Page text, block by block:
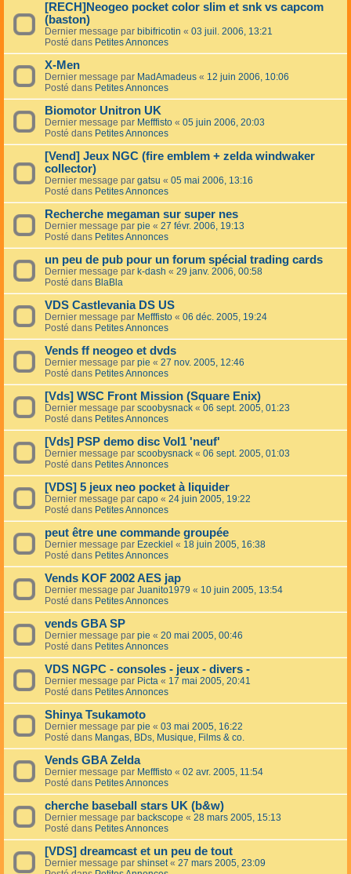
[RECH]Neogeo pocket color slim et snk vs capcom
(baston)
Dernier message par bibifricotin « 03 juil. 2006, 13:21
Posté dans Petites Annonces
X-Men
Dernier message par MadAmadeus « 12 juin 2006, 10:06
Posté dans Petites Annonces
Biomotor Unitron UK
Dernier message par Mefffisto « 05 juin 2006, 20:03
Posté dans Petites Annonces
[Vend] Jeux NGC (fire emblem + zelda windwaker
collector)
Dernier message par gatsu « 05 mai 2006, 13:16
Posté dans Petites Annonces
Recherche megaman sur super nes
Dernier message par pie « 27 févr. 2006, 19:13
Posté dans Petites Annonces
un peu de pub pour un forum spécial trading cards
Dernier message par k-dash « 29 janv. 2006, 00:58
Posté dans BlaBla
VDS Castlevania DS US
Dernier message par Mefffisto « 06 déc. 2005, 19:24
Posté dans Petites Annonces
Vends ff neogeo et dvds
Dernier message par pie « 27 nov. 2005, 12:46
Posté dans Petites Annonces
[Vds] WSC Front Mission (Square Enix)
Dernier message par scoobysnack « 06 sept. 2005, 01:23
Posté dans Petites Annonces
[Vds] PSP demo disc Vol1 'neuf'
Dernier message par scoobysnack « 06 sept. 2005, 01:03
Posté dans Petites Annonces
[VDS] 5 jeux neo pocket à liquider
Dernier message par capo « 24 juin 2005, 19:22
Posté dans Petites Annonces
peut être une commande groupée
Dernier message par Ezeckiel « 18 juin 2005, 16:38
Posté dans Petites Annonces
Vends KOF 2002 AES jap
Dernier message par Juanito1979 « 10 juin 2005, 13:54
Posté dans Petites Annonces
vends GBA SP
Dernier message par pie « 20 mai 2005, 00:46
Posté dans Petites Annonces
VDS NGPC - consoles - jeux - divers -
Dernier message par Picta « 17 mai 2005, 20:41
Posté dans Petites Annonces
Shinya Tsukamoto
Dernier message par pie « 03 mai 2005, 16:22
Posté dans Mangas, BDs, Musique, Films & co.
Vends GBA Zelda
Dernier message par Mefffisto « 02 avr. 2005, 11:54
Posté dans Petites Annonces
cherche baseball stars UK (b&w)
Dernier message par backscope « 28 mars 2005, 15:13
Posté dans Petites Annonces
[VDS] dreamcast et un peu de tout
Dernier message par shinset« 27 mars 2005, 23:09